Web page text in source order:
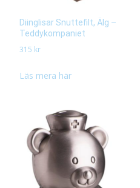
Diinglisar Snuttefilt, Älg –
Teddykompaniet
315 kr
Läs mera här